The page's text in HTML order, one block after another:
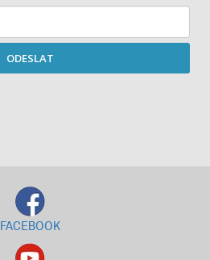
ODESLAT
FACEBOOK